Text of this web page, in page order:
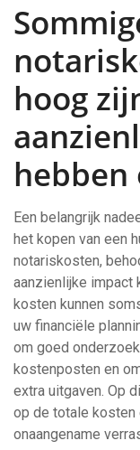
hoog
hebben
Een belangrijk
het kopen van een
notariskosten,
aanzienlijke impact
kosten kunnen
uw financiële
om goed
kostenposten en
extra uitgaven. Op
op de totale kosten
onaangename